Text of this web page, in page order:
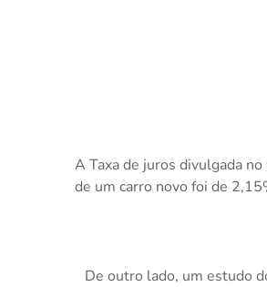
A Taxa de juros divulgada
de um carro novo foi de
De outro lado, um estudo